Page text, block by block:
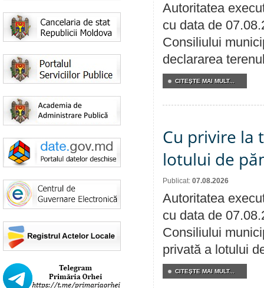
Autoritatea
cu data de
Consiliului
declararea
CITEŞTE MAI MULT...
Cu privire la
lotului de
Publicat: 07.08.2026
Autoritatea
cu data de
Consiliului
privată a lotului
CITEŞTE MAI MULT...